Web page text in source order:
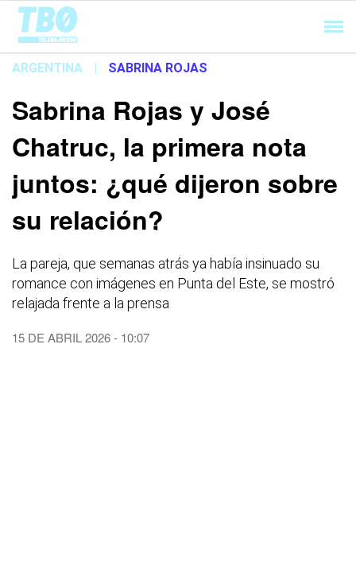
Cargando...
ARGENTINA | SABRINA ROJAS
Sabrina Rojas y José
Chatruc, la primera nota
juntos: ¿qué dijeron sobre
su relación?
La pareja, que semanas atrás ya había insinuado su
romance con imágenes en Punta del Este, se mostró
relajada frente a la prensa
15 DE ABRIL 2026 - 10:07